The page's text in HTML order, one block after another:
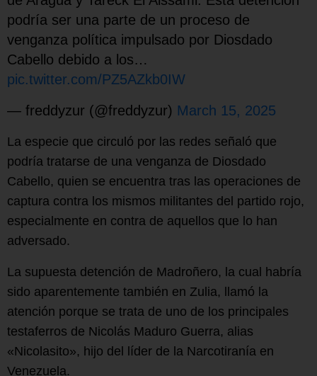
podría ser una parte de un proceso de
venganza política impulsado por Diosdado
Cabello debido a los…
pic.twitter.com/PZ5AZkb0IW
— freddyzur (@freddyzur) March 15, 2025
La especie que circuló por las redes señaló que
podría tratarse de una venganza de Diosdado
Cabello, quien se encuentra tras las operaciones de
captura contra los mismos militantes del partido rojo,
especialmente en contra de aquellos que lo han
adversado.
La supuesta detención de Madroñero, la cual habría
sido aparentemente también en Zulia, llamó la
atención porque se trata de uno de los principales
testaferros de Nicolás Maduro Guerra, alias
«Nicolasito», hijo del líder de la Narcotiranía en
Venezuela.